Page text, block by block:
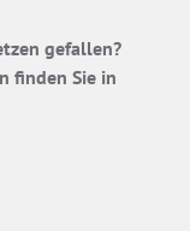
gefallen?
finden Sie in